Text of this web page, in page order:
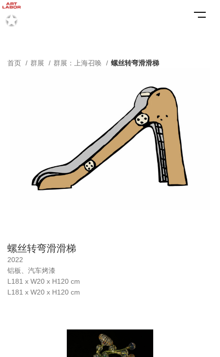
首页 群展 群展：上海召唤 螺丝转弯滑滑梯
螺丝转弯滑滑梯
2022
铝板、汽车烤漆
L181 x W20 x H120 cm
L181 x W20 x H120 cm